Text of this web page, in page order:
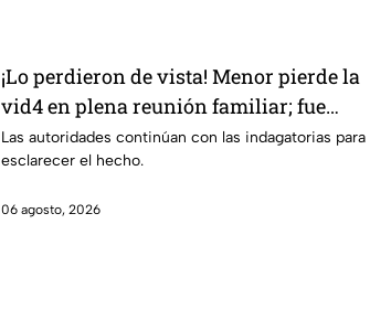
¡Lo perdieron de vista! Menor pierde la
vid4 en plena reunión familiar; fue
localizado en la alberca
Las autoridades continúan con las indagatorias para
esclarecer el hecho.
06 agosto, 2026